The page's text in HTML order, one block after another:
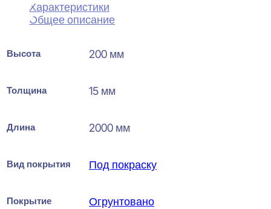
Характеристики
Общее описание
Высота 200 мм
Толщина 15 мм
Длина 2000 мм
Вид покрытия Под покраску
Покрытие Огрунтовано